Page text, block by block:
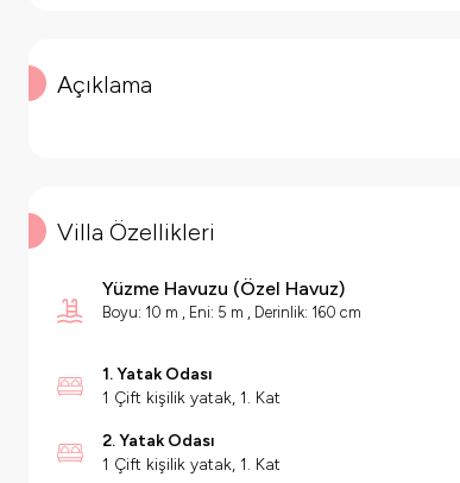
Açıklama
Villa Özellikleri
Yüzme Havuzu (Özel Havuz)
Boyu: 10 m , Eni: 5 m , Derinlik: 160 cm
1. Yatak Odası
1 Çift kişilik yatak, 1. Kat
2. Yatak Odası
1 Çift kişilik yatak, 1. Kat